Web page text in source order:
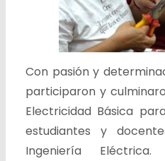
Con pasión y
participaron y
Electricidad Básica
estudiantes y
Ingeniería